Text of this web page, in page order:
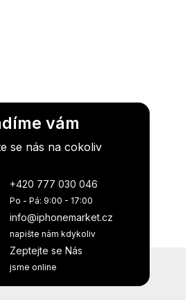
vám
se nás na cokoliv
+420 777 030 046
Po - Pá: 9:00 - 17:00
info@iphonemarket.cz
napište nám kdykoliv
Zeptejte se Nás
jsme online